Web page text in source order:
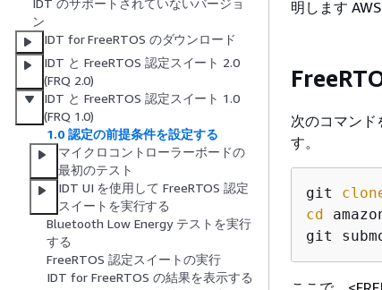
IDT のサポートされていないバージョ
ン
IDT for FreeRTOS のダウンロード
IDT と FreeRTOS 認定スイート 2.0
(FRQ 2.0)
IDT と FreeRTOS 認定スイート 1.0
(FRQ 1.0)
1.0 認定の前提条件を設定する
マイクロコントローラーボードの
最初のテスト
IDT UI を使用して FreeRTOS 認定
スイートを実行する
Bluetooth Low Energy テストを実行
する
FreeRTOS 認定スイートの実行
IDT for FreeRTOS の結果を表示する
明します
次のコマンド
す。
git
cd